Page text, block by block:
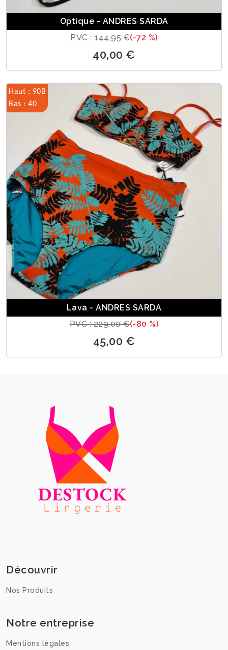
Optique - ANDRES SARDA
PVC : 144,95 €(-72 %)
40,00 €
Haut : 90B
Bas : 40
Lava - ANDRES SARDA
PVC : 229,00 €(-80 %)
45,00 €
Découvrir
Nos Produits
Notre entreprise
Mentions légales